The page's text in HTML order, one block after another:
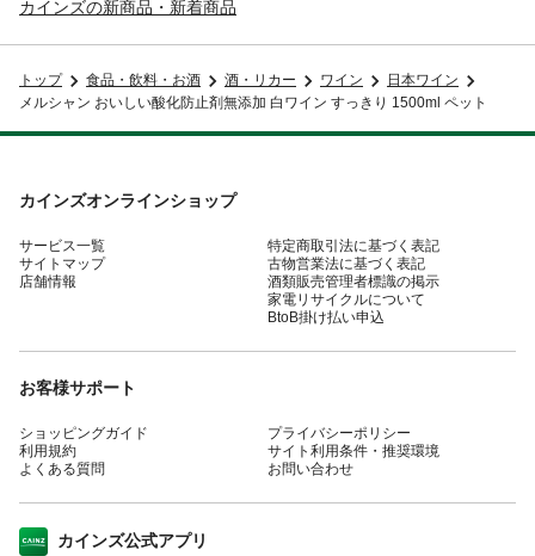
カインズの新商品・新着商品
トップ 食品・飲料・お酒 酒・リカー ワイン
日本ワイン
メルシャン おいしい酸化防止剤無添加 白ワイン すっきり 1500ml ペット
カインズオンラインショップ
サービス一覧
サイトマップ
店舗情報
特定商取引法に基づく表記
古物営業法に基づく表記
酒類販売管理者標識の掲示
家電リサイクルについて
BtoB掛け払い申込
お客様サポート
ショッピングガイド
利用規約
よくある質問
プライバシーポリシー
サイト利用条件・推奨環境
お問い合わせ
カインズ公式アプリ